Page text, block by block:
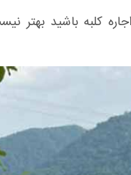
کلبه باشید بهتر